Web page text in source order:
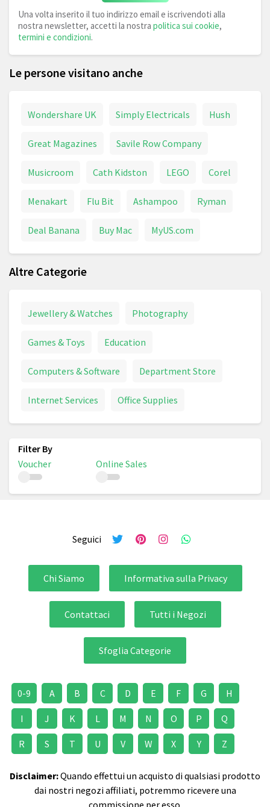
Una volta inserito il tuo indirizzo email e iscrivendoti alla
nostra newsletter, accetti la nostra politica sui cookie,
termini e condizioni.
Le persone visitano anche
Wondershare UK Simply Electricals Hush
Great Magazines Savile Row Company
Musicroom Cath Kidston LEGO Corel
Menakart Flu Bit Ashampoo Ryman
Deal Banana Buy Mac MyUS.com
Altre Categorie
Jewellery & Watches Photography
Games & Toys Education
Computers & Software Department Store
Internet Services Office Supplies
Voucher Online Sales
Seguici
Chi Siamo Informativa sulla Privacy
Contattaci Tutti i Negozi
Sfoglia Categorie
0-9 A B C D E F G H
I J K L M N O P Q
R S T U V W X Y Z
Disclaimer:Quando effettui un acquisto di qualsiasi prodotto
dai nostri negozi affiliati, potremmo ricevere una